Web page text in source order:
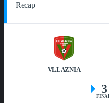
Recap
VLLAZNIA